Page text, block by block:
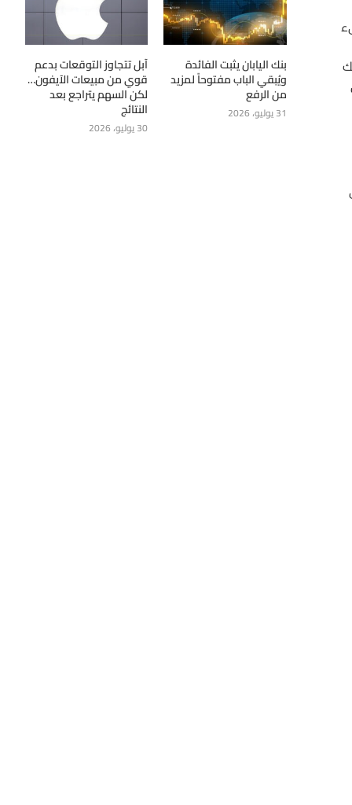
بنك اليابان يثبت الفائدة
ويُبقي الباب مفتوحاً لمزيد
من الرفع
31 يوليو، 2026
آبل تتجاوز التوقعات بدعم
قوي من مبيعات الآيفون…
لكن السهم يتراجع بعد
النتائج
30 يوليو، 2026